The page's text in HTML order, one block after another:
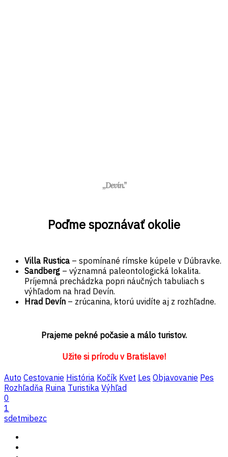
,,Devín.”
Poďme spoznávať okolie
Villa Rustica – spomínané rímske kúpele v Dúbravke.
Sandberg – významná paleontologická lokalita.
Príjemná prechádzka popri náučných tabuliach s
výhľadom na hrad Devín.
Hrad Devín – zrúcanina, ktorú uvidíte aj z rozhľadne.
Prajeme pekné počasie a málo turistov.
Užite si prírodu v Bratislave!
Auto Cestovanie História Kočík Kvet Les Objavovanie Pes
Rozhľadňa Ruina Turistika Výhľad
0
1
sdetmibezc